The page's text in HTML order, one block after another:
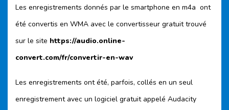
Les enregistrements donnés par le smartphone en m4a ont
été convertis en WMA avec le convertisseur gratuit trouvé
sur le site https://audio.online-
convert.com/fr/convertir-en-wav
Les enregistrements ont été, parfois, collés en un seul
enregistrement avec un logiciel gratuit appelé Audacity